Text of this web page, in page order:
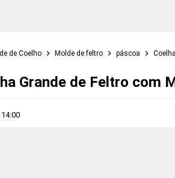
de Coelho Molde de feltro páscoa
Grande de Feltro com
14:00